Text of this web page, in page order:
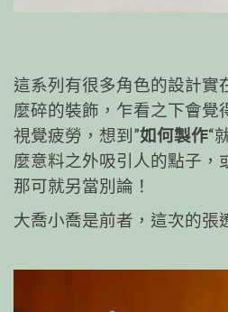
這系列有很多角色的設計實
麼碎的裝飾，乍看之下會覺
視覺疲勞，想到”如何製作“
麼意料之外吸引人的點子 ，
那可就另當別論！
大喬小喬是前者 ，這次的張